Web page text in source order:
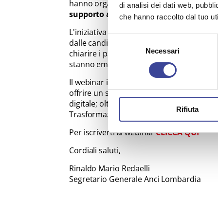
di analisi dei dati web,
che hanno raccolto dal tuo
Necessari
Rifiuta
hanno organizzato, per giovedì 13
supporto ai Comuni lombardi nella
L'iniziativa si propone di affrontare le
dalle candidature al percorso
chiarire i passi da compiere,
stanno emergendo.
Il webinar intende anche rappresentare
offrire un servizio di assistenza ai
digitale; oltre al team ANCI Lombardia
Trasformazione Digitale dedicato ai
Per iscriverti al webinarCLICCA QUI
Cordiali saluti,
Rinaldo Mario Redaelli
Segretario Generale Anci Lombardia